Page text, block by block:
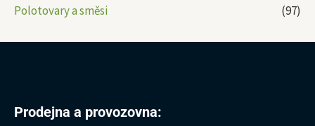
Polotovary a směsi
(97)
Prodejna a provozovna: